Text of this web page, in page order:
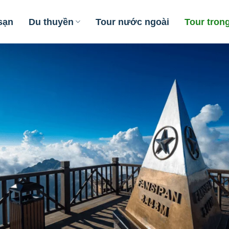
Du thuyền Tour nước ngoài Tour